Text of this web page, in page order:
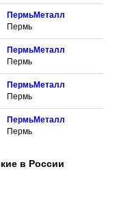
ПермьМеталл
Пермь
ПермьМеталл
Пермь
ПермьМеталл
Пермь
ПермьМеталл
Пермь
в России